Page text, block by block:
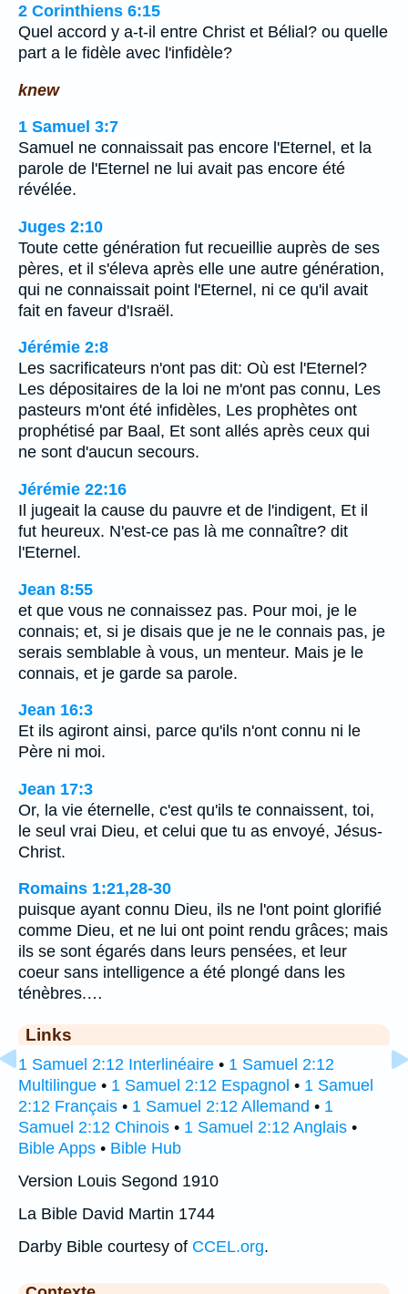
2 Corinthiens 6:15
Quel accord y a-t-il entre Christ et Bélial? ou quelle
part a le fidèle avec l'infidèle?
knew
1 Samuel 3:7
Samuel ne connaissait pas encore l'Eternel, et la
parole de l'Eternel ne lui avait pas encore été
révélée.
Juges 2:10
Toute cette génération fut recueillie auprès de ses
pères, et il s'éleva après elle une autre génération,
qui ne connaissait point l'Eternel, ni ce qu'il avait
fait en faveur d'Israël.
Jérémie 2:8
Les sacrificateurs n'ont pas dit: Où est l'Eternel?
Les dépositaires de la loi ne m'ont pas connu, Les
pasteurs m'ont été infidèles, Les prophètes ont
prophétisé par Baal, Et sont allés après ceux qui
ne sont d'aucun secours.
Jérémie 22:16
Il jugeait la cause du pauvre et de l'indigent, Et il
fut heureux. N'est-ce pas là me connaître? dit
l'Eternel.
Jean 8:55
et que vous ne connaissez pas. Pour moi, je le
connais; et, si je disais que je ne le connais pas, je
serais semblable à vous, un menteur. Mais je le
connais, et je garde sa parole.
Jean 16:3
Et ils agiront ainsi, parce qu'ils n'ont connu ni le
Père ni moi.
Jean 17:3
Or, la vie éternelle, c'est qu'ils te connaissent, toi,
le seul vrai Dieu, et celui que tu as envoyé, Jésus-
Christ.
Romains 1:21,28-30
puisque ayant connu Dieu, ils ne l'ont point glorifié
comme Dieu, et ne lui ont point rendu grâces; mais
ils se sont égarés dans leurs pensées, et leur
coeur sans intelligence a été plongé dans les
ténèbres.…
Links
1 Samuel 2:12 Interlinéaire • 1 Samuel 2:12
Multilingue • 1 Samuel 2:12 Espagnol • 1 Samuel
2:12 Français • 1 Samuel 2:12 Allemand • 1
Samuel 2:12 Chinois • 1 Samuel 2:12 Anglais •
Bible Apps • Bible Hub
Version Louis Segond 1910
La Bible David Martin 1744
Darby Bible courtesy of CCEL.org.